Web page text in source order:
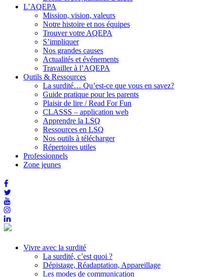
L’AQEPA
Mission, vision, valeurs
Notre histoire et nos équipes
Trouver votre AQEPA
S’impliquer
Nos grandes causes
Actualités et événements
Travailler à l’AQEPA
Outils & Ressources
La surdité… Qu’est-ce que vous en savez?
Guide pratique pour les parents
Plaisir de lire / Read For Fun
CLASSS – application web
Apprendre la LSQ
Ressources en LSQ
Nos outils à télécharger
Répertoires utiles
Professionnels
Zone jeunes
Vivre avec la surdité
La surdité, c’est quoi ?
Dépistage, Réadaptation, Appareillage
Les modes de communication